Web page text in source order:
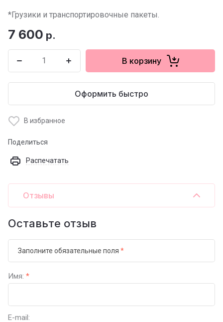
*Грузики и транспортировочные пакеты.
7 600 р.
В корзину
Оформить быстро
В избранное
Поделиться
Распечатать
Отзывы
Оставьте отзыв
Заполните обязательные поля *
Имя: *
E-mail: